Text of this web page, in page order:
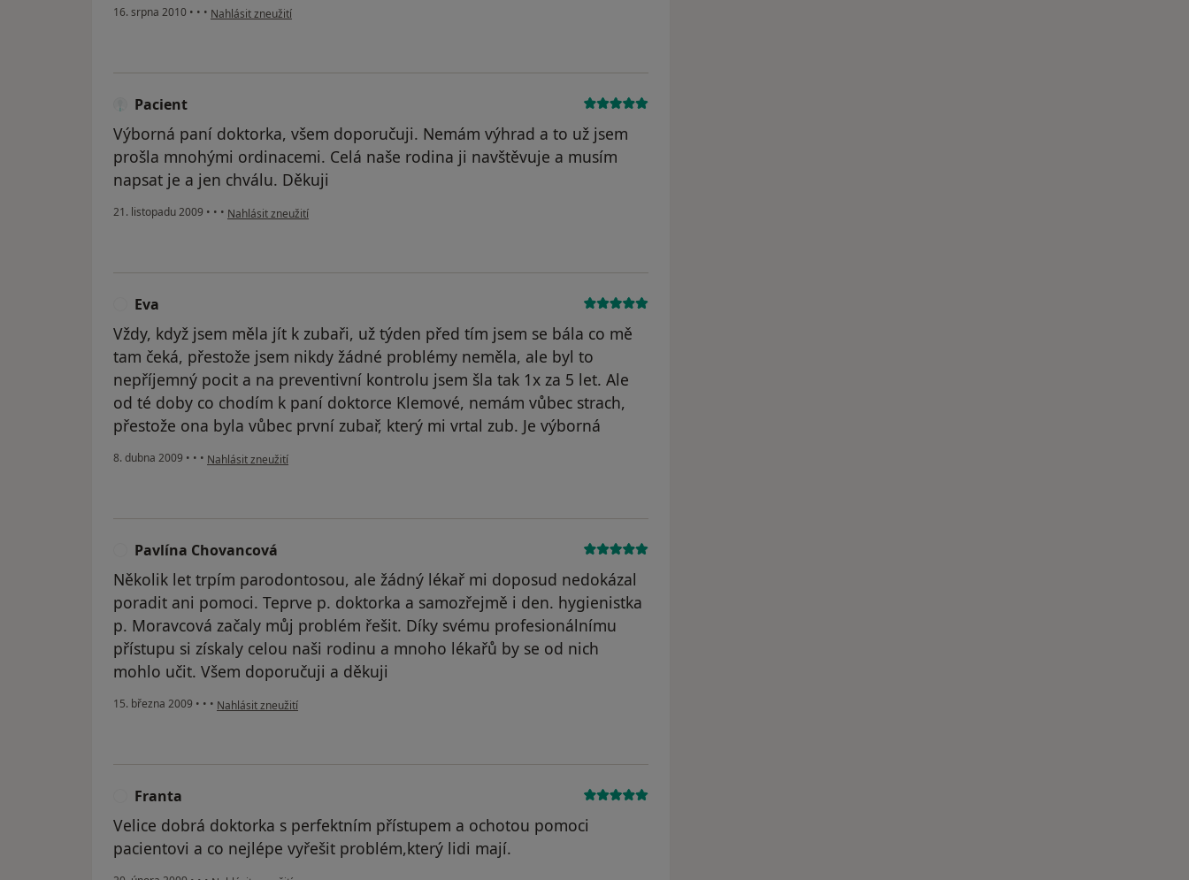
16. srpna 2010 • • • podle názoru uživatele Pacient
Nahlásit zneužití
Pacient
Výborná paní doktorka, všem doporučuji. Nemám výhrad a to už jsem
prošla mnohými ordinacemi. Celá naše rodina ji navštěvuje a musím
napsat je a jen chválu. Děkuji
21. listopadu 2009 • • • podle názoru uživatele Pacient
Nahlásit zneužití
Eva
Vždy, když jsem měla jít k zubaři, už týden před tím jsem se bála co mě
tam čeká, přestože jsem nikdy žádné problémy neměla, ale byl to
nepříjemný pocit a na preventivní kontrolu jsem šla tak 1x za 5 let. Ale
od té doby co chodím k paní doktorce Klemové, nemám vůbec strach,
přestože ona byla vůbec první zubař, který mi vrtal zub. Je výborná
8. dubna 2009 • • • podle názoru uživatele Eva
Nahlásit zneužití
Pavlína Chovancová
Několik let trpím parodontosou, ale žádný lékař mi doposud nedokázal
poradit ani pomoci. Teprve p. doktorka a samozřejmě i den. hygienistka
p. Moravcová začaly můj problém řešit. Díky svému profesionálnímu
přístupu si získaly celou naši rodinu a mnoho lékařů by se od nich
mohlo učit. Všem doporučuji a děkuji
15. března 2009 • • • podle názoru uživatele Pavlína Chovancová
Nahlásit zneužití
Franta
Velice dobrá doktorka s perfektním přístupem a ochotou pomoci
pacientovi a co nejlépe vyřešit problém,který lidi mají.
podle názoru uživatele Franta